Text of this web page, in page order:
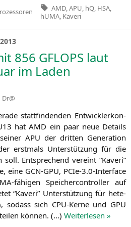
Tags:
AMD APU hQ HSA
hUMA, Kaveri
856 GFLOPS laut
im Laden
Verfasst
von
Dr@
statt­fin­den­den Ent­wick­ler­kon­
hatAMD ein paar neue Details
APU der drit­ten Gene­ra­ti­on
erst­mals Unter­stüt­zung für die
soll. Ent­spre­chend ver­eint “Kaveri”
eine GCN-GPU, PCIe‑3.0‑Interface
fähi­gen Spei­cher­con­trol­ler auf
“Kaveri” Unter­stüt­zung für hete­
sodass sich CPU-Ker­ne und GPU
kön­nen. (…) Wei­ter­le­sen »